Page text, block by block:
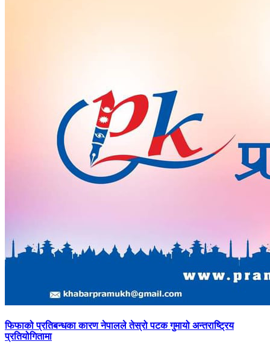
फिफाकोप्रतिबन्धका कारण नेपालले तेस्रो पटक गुमायो अन्तराष्ट्रिय
प्रतियोगितामा